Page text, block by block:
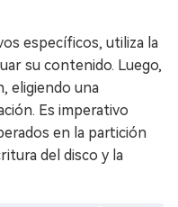
específicos, utiliza la
su contenido. Luego,
eligiendo una
Es imperativo
en la partición
del disco y la